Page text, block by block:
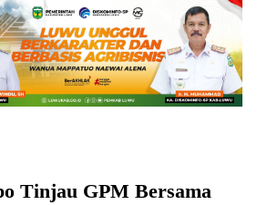
Tinjau GPM Bersama